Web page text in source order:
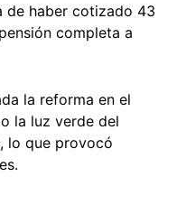
de haber cotizado 43
completa a
la reforma en el
la luz verde del
lo que provocó